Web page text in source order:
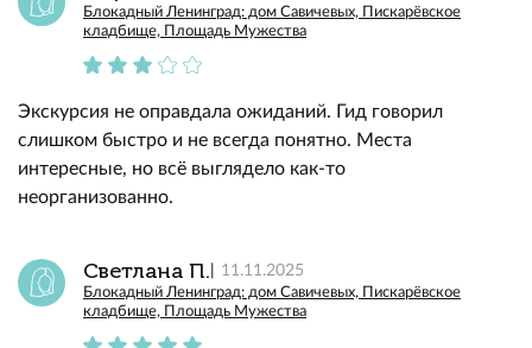
Блокадный Ленинград: дом Савичевых, Пискарёвское
кладбище, Площадь Мужества
Экскурсия не оправдала ожиданий. Гид говорил
слишком быстро и не всегда понятно. Места
интересные, но всё выглядело как-то
неорганизованно.
Светлана П. 11.11.2025
Блокадный Ленинград: дом Савичевых, Пискарёвское
кладбище, Площадь Мужества